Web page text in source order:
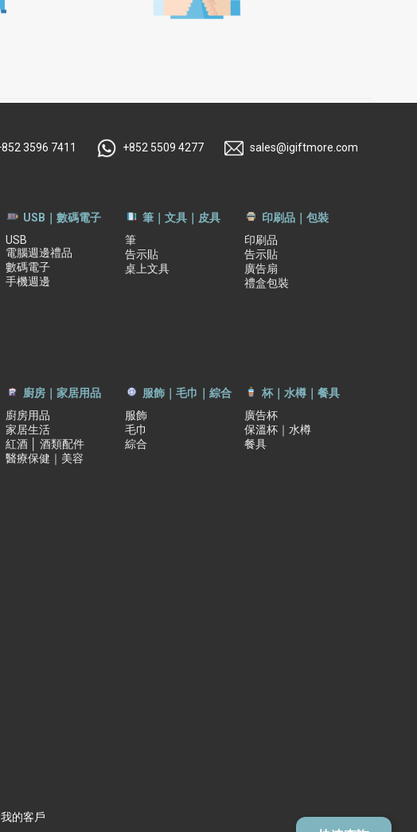
3596 7411 +852 5509 4277 sales@igiftmore.com
USB｜數碼電子
USB
電腦週邊禮品
數碼電子
手機週邊
筆｜文具｜皮具
筆
告示貼
桌上文具
印刷品｜包裝
印刷品
告示貼
廣告扇
禮盒包裝
廚房｜家居用品
廚房用品
家居生活
紅酒 │ 酒類配件
醫療保健｜美容
服飾｜毛巾｜綜合
服飾
毛巾
綜合
杯｜水樽｜餐具
廣告杯
保溫杯｜水樽
餐具
我的客戶